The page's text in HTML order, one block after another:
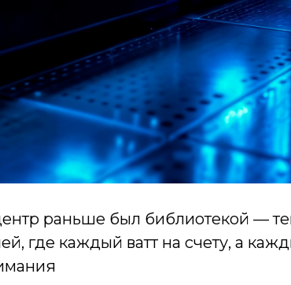
раньше был библиотекой —
где каждый ватт на счету, а